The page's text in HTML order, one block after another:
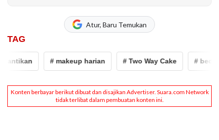
Atur, Baru Temukan
TAG
# makeup harian # Two Way Cake # bedak